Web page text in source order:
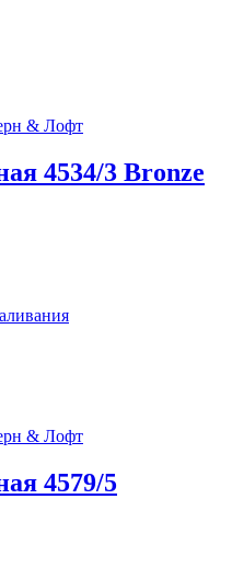
& Лофт
4534/3 Bronze
& Лофт
4579/5